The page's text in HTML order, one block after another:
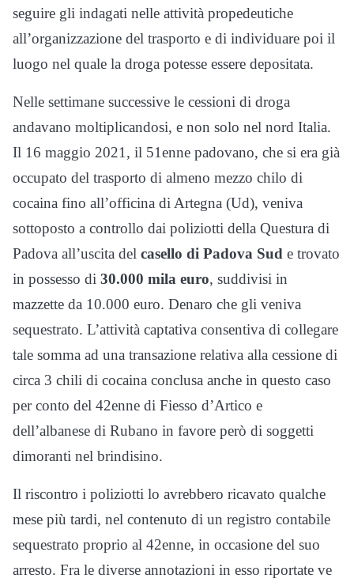
seguire gli indagati nelle attività propedeutiche
all’organizzazione del trasporto e di individuare poi il
luogo nel quale la droga potesse essere depositata.
Nelle settimane successive le cessioni di droga
andavano moltiplicandosi, e non solo nel nord Italia.
Il 16 maggio 2021, il 51enne padovano, che si era già
occupato del trasporto di almeno mezzo chilo di
cocaina fino all’officina di Artegna (Ud), veniva
sottoposto a controllo dai poliziotti della Questura di
Padova all’uscita del casello di Padova Sud e trovato
in possesso di 30.000 mila euro, suddivisi in
mazzette da 10.000 euro. Denaro che gli veniva
sequestrato. L’attività captativa consentiva di collegare
tale somma ad una transazione relativa alla cessione di
circa 3 chili di cocaina conclusa anche in questo caso
per conto del 42enne di Fiesso d’Artico e
dell’albanese di Rubano in favore però di soggetti
dimoranti nel brindisino.
Il riscontro i poliziotti lo avrebbero ricavato qualche
mese più tardi, nel contenuto di un registro contabile
sequestrato proprio al 42enne, in occasione del suo
arresto. Fra le diverse annotazioni in esso riportate ve